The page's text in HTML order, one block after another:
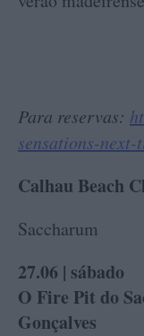
Para reservas:
sensations-
Calhau Beach
Saccharum
27.06 | sábado
O Fire Pit do
Gonçalves